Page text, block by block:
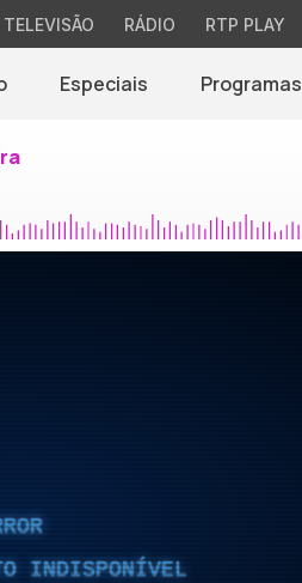
TELEVISÃO RÁDIO RTP PLAY
Especiais Programas
INDISPONÍVEL